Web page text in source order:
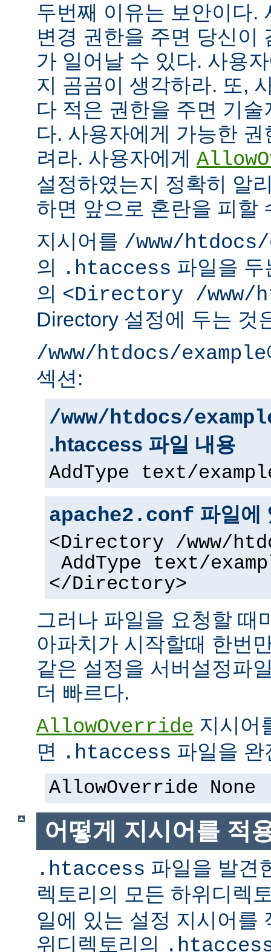
두번째 이유는 보안이다.
변경 권한을 주면 당신이
가 일어날 수 있다. 사용
지 곰곰이 생각하라. 또,
다 적은 권한을 주면 기
다. 사용자에게 가능한
려라. 사용자에게
설정하였는지 정확히 알
하면 앞으로 혼란을 피할
지시어를 /www/
의
.htaccess 파일을
의 <Directory /www/
Directory 설정에 두는 것
/www/htdocs/example
섹션:
/www/htdocs/
.htaccess 파일 내용
AddType text/
apache2.conf 파일에
<Directory /www/
AddType text/
</Directory>
그러나 파일을 요청할 때
아파치가 시작할때 한번
같은 설정을 서버설정파
더 빠르다.
AllowOverride 지시어
면 .htaccess 파일을
AllowOverride None
어떻게 지시어를 적
.htaccess 파일을 발견
렉토리의 모든 하위디렉
일에 있는 설정 지시어를
위디렉토리의